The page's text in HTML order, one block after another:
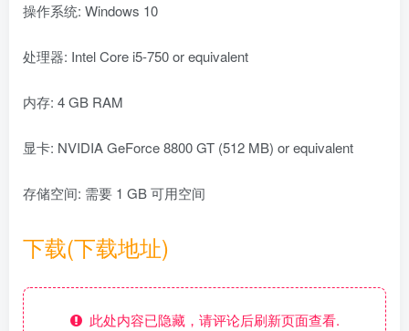
操作系统: Windows 10
处理器: Intel Core i5-750 or equivalent
内存: 4 GB RAM
显卡: NVIDIA GeForce 8800 GT (512 MB) or equivalent
存储空间: 需要 1 GB 可用空间
下载(下载地址)
此处内容已隐藏，请评论后刷新页面查看.